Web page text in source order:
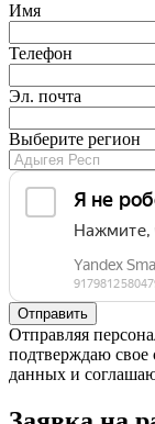
Имя
Телефон
Эл. почта
Выберите регион
Отправляя
подтверждаю свое
данных и